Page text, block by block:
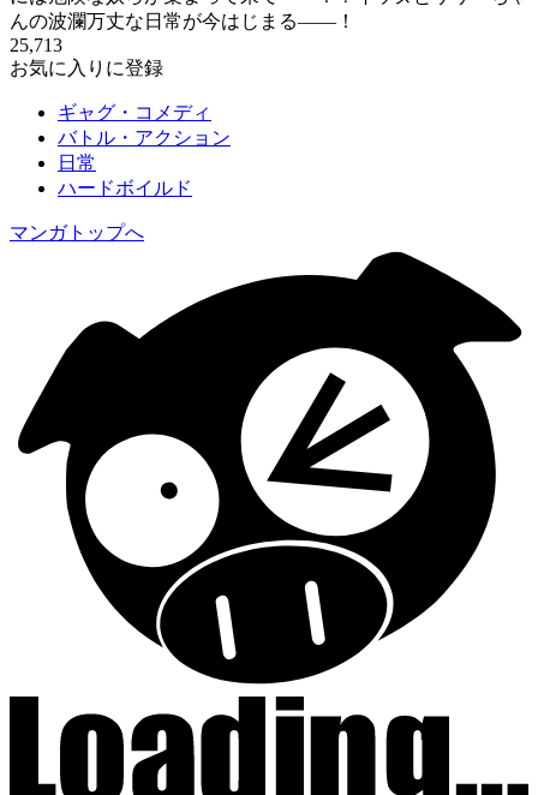
んの波瀾万丈な日常が今はじまる――！
25,713
お気に入りに登録
ギャグ・コメディ
バトル・アクション
日常
ハードボイルド
マンガトップへ